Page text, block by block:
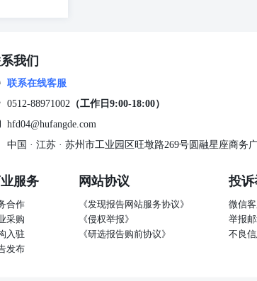
我们
联系在线客服
0512-88971002 （工作日9:00-18:00）
hfd04@hufangde.com
中国 · 江苏 · 苏州市工业园区旺墩路269号圆融星座商务
服务
合作
采购
入驻
发布
网站协议
《发现报告网站服务协议》
《侵权举报》
《研选报告购前协议》
投
微信
举报
不良